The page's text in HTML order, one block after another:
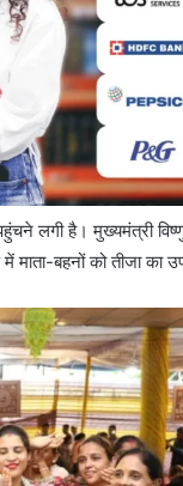
लगी है। मुख्यमंत्री
माता-बहनों को तीजा का